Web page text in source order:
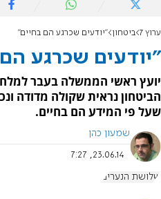
ערוץ 7 ביטחון "יודעים שכרגע הם בחיים"
"יודעים שכרגע
יועץ ראשי הממשלה בעבר
הביטחון נראית שקולה מדודה
שעל פי המידע הם בחיים.
שמעון כהן
23.06.14, 7:27
שלושת הנערים